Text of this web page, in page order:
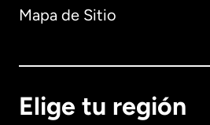
Mapa de Sitio
Elige tu región